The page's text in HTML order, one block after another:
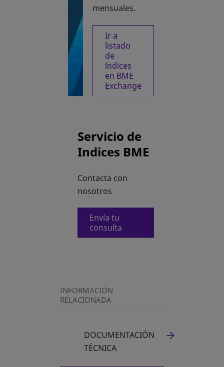
mensuales.
Ir a
listado
de
índices
en BME
Exchange
Servicio de
Indices BME
Contacta con
nosotros
Envía tu
consulta
INFORMACIÓN
RELACIONADA
DOCUMENTACIÓN
TÉCNICA